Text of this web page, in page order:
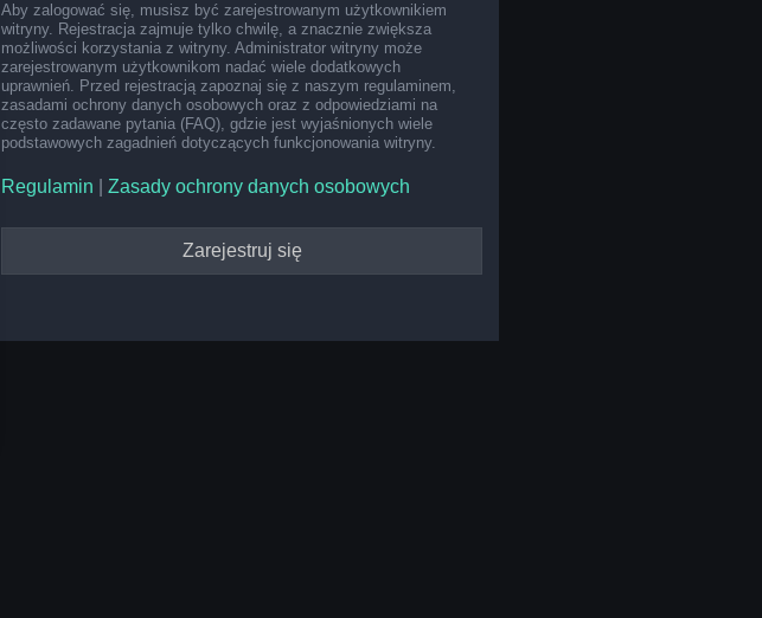
Aby zalogować się, musisz być zarejestrowanym użytkownikiem
witryny. Rejestracja zajmuje tylko chwilę, a znacznie zwiększa
możliwości korzystania z witryny. Administrator witryny może
zarejestrowanym użytkownikom nadać wiele dodatkowych
uprawnień. Przed rejestracją zapoznaj się z naszym regulaminem,
zasadami ochrony danych osobowych oraz z odpowiedziami na
często zadawane pytania (FAQ), gdzie jest wyjaśnionych wiele
podstawowych zagadnień dotyczących funkcjonowania witryny.
Regulamin Zasady ochrony danych osobowych
Zarejestruj się